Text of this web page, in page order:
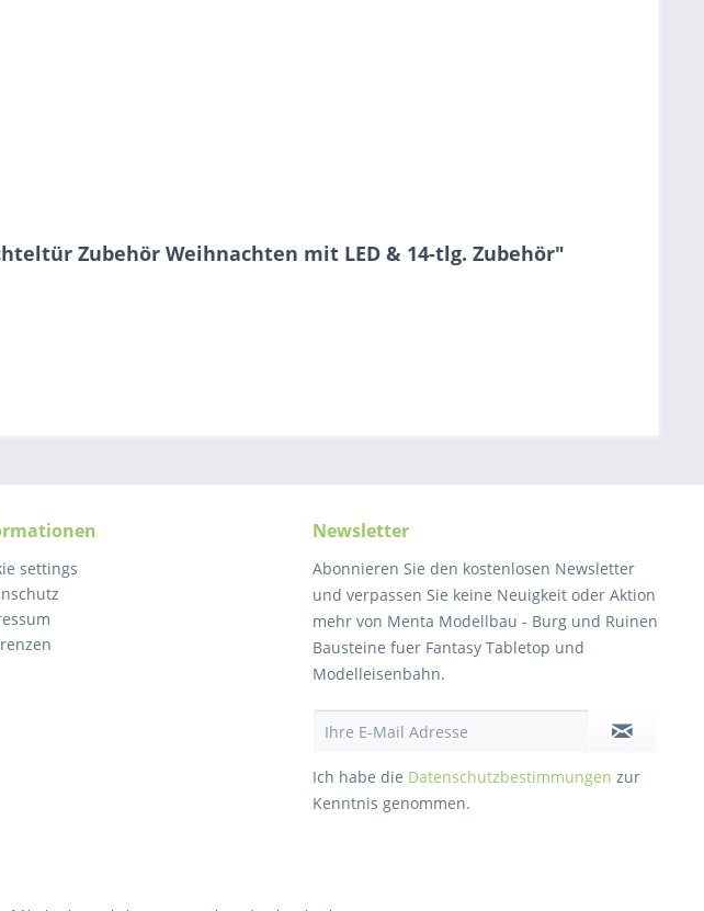
Zubehör Weihnachten mit LED & 14-tlg. Zubehör"
settings
Newsletter
Abonnieren Sie den kostenlosen Newsletter
und verpassen Sie keine Neuigkeit oder Aktion
mehr von Menta Modellbau - Burg und Ruinen
Bausteine fuer Fantasy Tabletop und
Modelleisenbahn.
Ich habe die Datenschutzbestimmungen zur
Kenntnis genommen.